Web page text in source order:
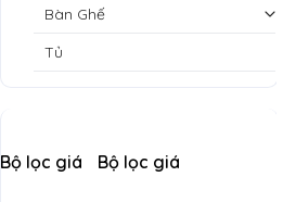
Bộ lọc giá
Bàn Ghế
Tủ
Bộ lọc giá